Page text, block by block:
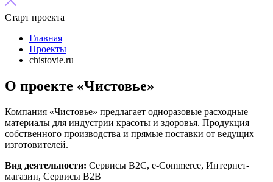
Старт проекта
Главная
Проекты
chistovie.ru
О проекте «Чистовье»
Компания «Чистовье» предлагает одноразовые расходные
материалы для индустрии красоты и здоровья. Продукция
собственного производства и прямые поставки от ведущих
изготовителей.
Вид деятельности: Сервисы B2C, e-Commerce, Интернет-
магазин, Сервисы B2B